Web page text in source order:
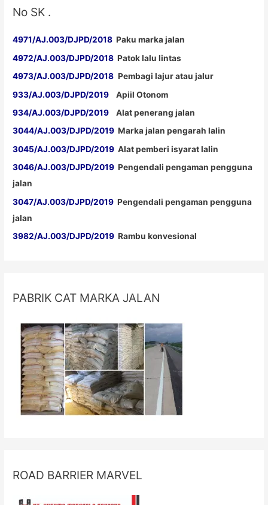
No SK .
4971/AJ.003/DJPD/2018 Paku marka jalan
4972/AJ.003/DJPD/2018 Patok lalu lintas
4973/AJ.003/DJPD/2018 Pembagi lajur atau jalur
933/AJ.003/DJPD/2019 Apiil Otonom
934/AJ.003/DJPD/2019 Alat penerang jalan
3044/AJ.003/DJPD/2019 Marka jalan pengarah lalin
3045/AJ.003/DJPD/2019 Alat pemberi isyarat lalin
3046/AJ.003/DJPD/2019 Pengendali pengaman pengguna
jalan
3047/AJ.003/DJPD/2019 Pengendali pengaman pengguna
jalan
3982/AJ.003/DJPD/2019 Rambu konvesional
PABRIK CAT MARKA JALAN
ROAD BARRIER MARVEL